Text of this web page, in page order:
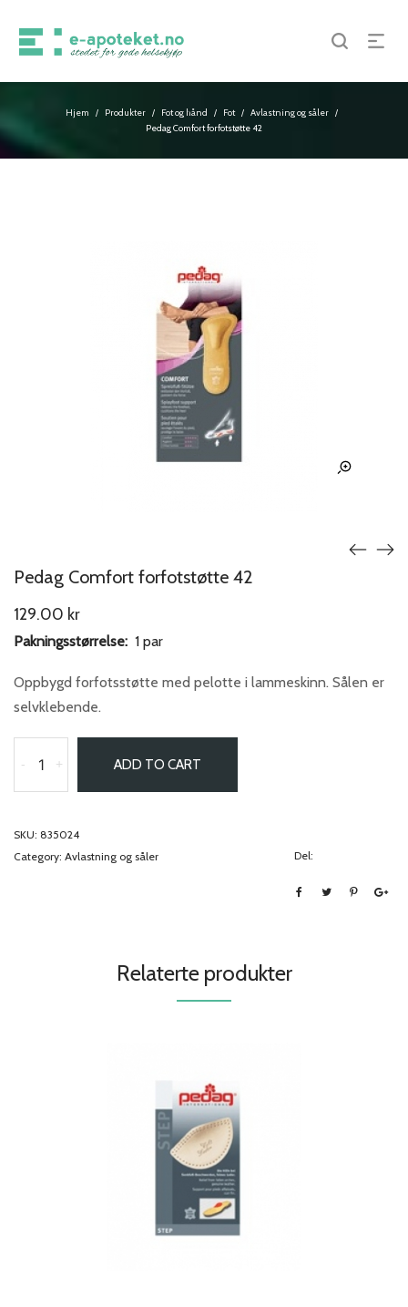
Hjem / Produkter / Fot og hånd / Fot / Avlastning og såler /
Pedag Comfort forfotstøtte 42
Pedag Comfort forfotstøtte 42
129.00 kr
Pakningsstørrelse: 1 par
Oppbygd forfotsstøtte med pelotte i lammeskinn. Sålen er
selvklebende.
- + ADD TO CART
SKU: 835024
Category: Avlastning og såler Del:
Relaterte produkter